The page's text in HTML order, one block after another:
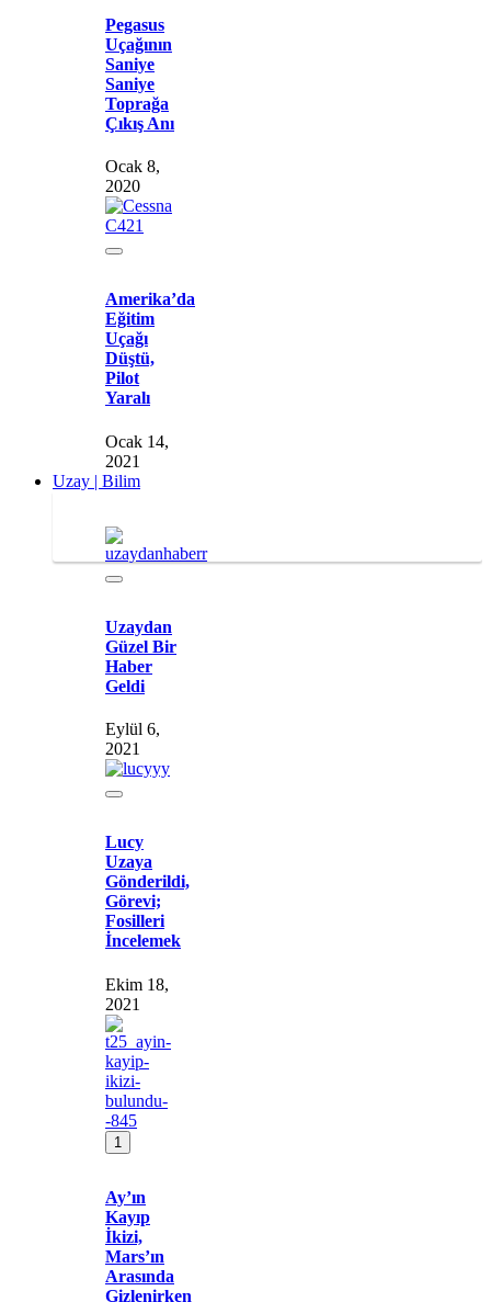
Pegasus
Uçağının
Saniye
Saniye
Toprağa
Çıkış Anı
Ocak 8,
2020
Amerika’da
Eğitim
Uçağı
Düştü,
Pilot
Yaralı
Ocak 14,
2021
Uzay | Bilim
Uzaydan
Güzel Bir
Haber
Geldi
Eylül 6,
2021
Lucy
Uzaya
Gönderildi,
Görevi;
Fosilleri
İncelemek
Ekim 18,
2021
1
Ay’ın
Kayıp
İkizi,
Mars’ın
Arasında
Gizlenirken